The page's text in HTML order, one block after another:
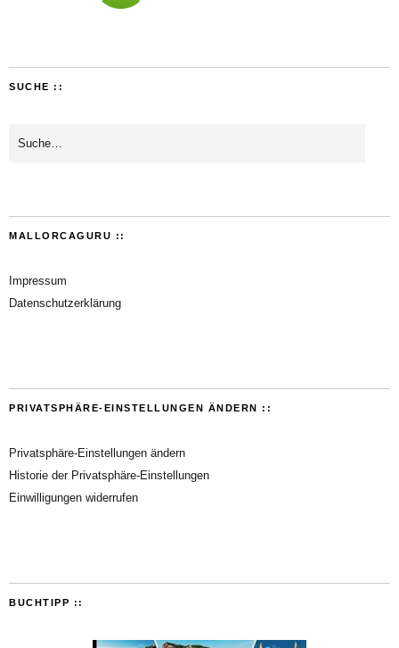
SUCHE ::
MALLORCAGURU ::
Impressum
Datenschutzerklärung
PRIVATSPHÄRE-EINSTELLUNGEN ÄNDERN ::
Privatsphäre-Einstellungen ändern
Historie der Privatsphäre-Einstellungen
Einwilligungen widerrufen
BUCHTIPP ::